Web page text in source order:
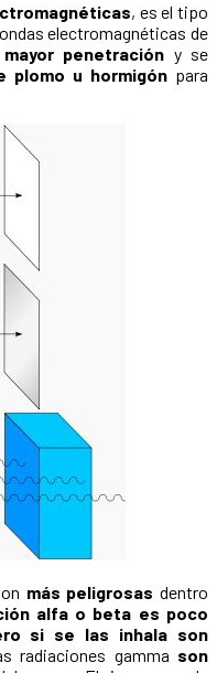
, es el tipo
electromagnéticas de
mayor penetración y se
plomo u hormigón para
más peligrosas dentro
alfa o beta es poco
si se las inhala son
radiaciones gamma son